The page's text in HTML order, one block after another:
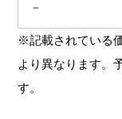
－
※記載されている
より異なります。
す。